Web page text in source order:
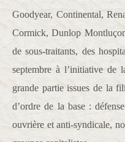
Goodyear, Continental,
Cormick, Dunlop
de sous-traitants, des
septembre à l’initiative de
grande partie issues de la
d’ordre de la base :
ouvrière et anti-syndicale,